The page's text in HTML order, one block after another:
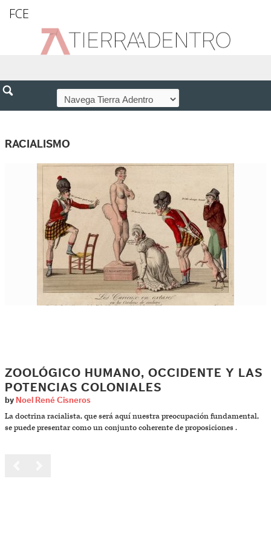
FCE
RACIALISMO
ZOOLÓGICO HUMANO, OCCIDENTE Y LAS
POTENCIAS COLONIALES
by Noel René Cisneros
La doctrina racialista, que será aquí nuestra preocupación fundamental,
se puede presentar como un conjunto coherente de proposiciones .